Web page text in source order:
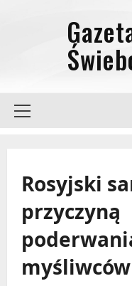
Menu
Rosyjski
przyczyną
myśliwców